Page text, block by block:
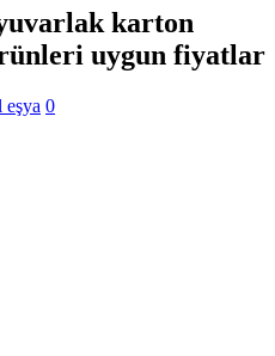
karton
uygun fiyatlar
0